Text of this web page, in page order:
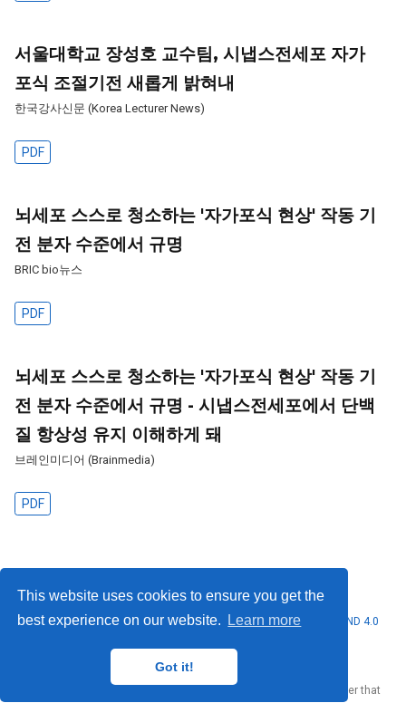
This website uses cookies to ensure you get the
best experience on our website.
Learn more
Got it!
서울대학교 장성호 교수팀, 시냅스전세포 자가
포식 조절기전 새롭게 밝혀내
한국강사신문 (Korea Lecturer News)
PDF
뇌세포 스스로 청소하는 '자가포식 현상' 작동 기
전 분자 수준에서 규명
BRIC bio뉴스
PDF
뇌세포 스스로 청소하는 '자가포식 현상' 작동 기
전 분자 수준에서 규명 - 시냅스전세포에서 단백
질 항상성 유지 이해하게 돼
브레인미디어 (Brainmedia)
PDF
Privacy Policy·Terms
© 2026 Seung Hyun Ryu. This work is licensed underCC BY NC ND 4.0
website builder that